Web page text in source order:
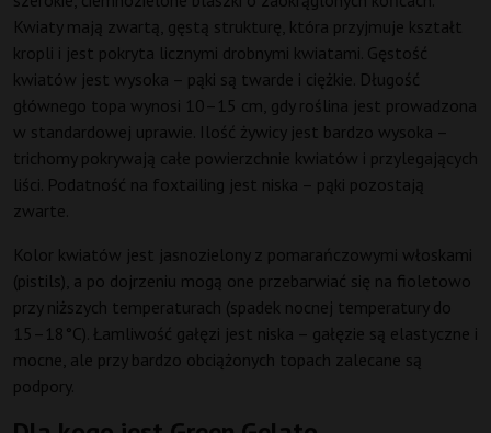
Kwiaty mają zwartą, gęstą strukturę, która przyjmuje kształt
kropli i jest pokryta licznymi drobnymi kwiatami. Gęstość
kwiatów jest wysoka – pąki są twarde i ciężkie. Długość
głównego topa wynosi 10–15 cm, gdy roślina jest prowadzona
w standardowej uprawie. Ilość żywicy jest bardzo wysoka –
trichomy pokrywają całe powierzchnie kwiatów i przylegających
liści. Podatność na foxtailing jest niska – pąki pozostają
zwarte.
Kolor kwiatów jest jasnozielony z pomarańczowymi włoskami
(pistils), a po dojrzeniu mogą one przebarwiać się na fioletowo
przy niższych temperaturach (spadek nocnej temperatury do
15–18°C). Łamliwość gałęzi jest niska – gałęzie są elastyczne i
mocne, ale przy bardzo obciążonych topach zalecane są
podpory.